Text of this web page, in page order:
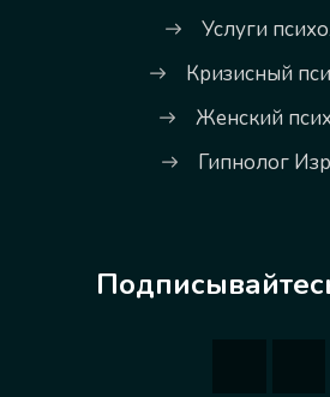
Услуги
Кризисный
Женский
Гипнолог